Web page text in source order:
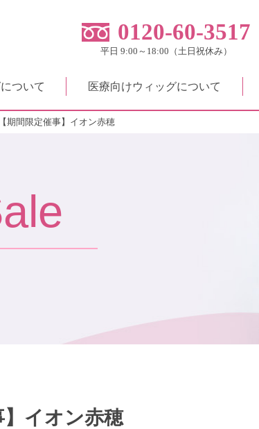
0120-60-3517
平日 9:00～18:00（土日祝休み）
ついて 医療向けウィッグについて
【期間限定催事】イオン赤穂
】イオン赤穂